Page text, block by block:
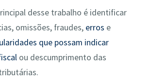
desse trabalho é identificar
omissões, fraudes, erros e
que possam indicar
ou descumprimento das